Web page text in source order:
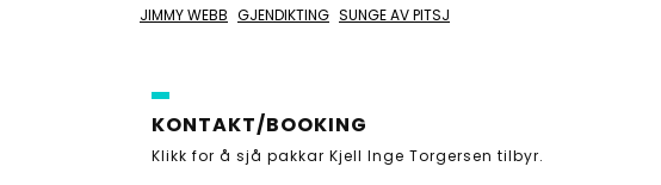
JIMMY WEBB GJENDIKTING SUNGE AV PITSJ
KONTAKT/BOOKING
Klikk for å sjå pakkar Kjell Inge Torgersen tilbyr.